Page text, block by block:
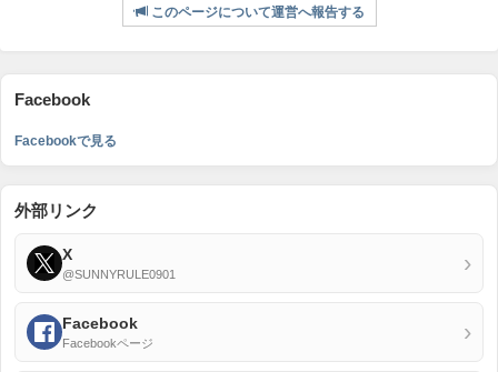
このページについて運営へ報告する
Facebook
Facebookで見る
外部リンク
X
@SUNNYRULE0901 ›
Facebook
Facebookページ ›